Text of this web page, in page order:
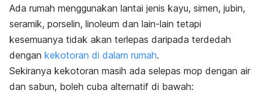
Ada rumah menggunakan lantai jenis kayu, simen, jubin,
seramik, porselin, linoleum dan lain-lain tetapi
kesemuanya tidak akan terlepas daripada terdedah
dengan kekotoran di dalam rumah.
Sekiranya kekotoran masih ada selepas mop dengan air
dan sabun, boleh cuba alternatif di bawah: